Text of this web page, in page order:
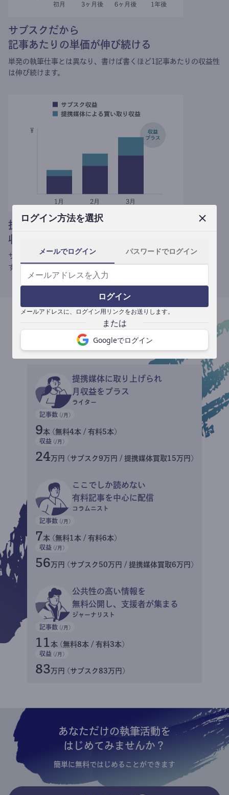
ログイン方法を選択
メールでログイン パスワードでログイン
ログイン
メールアドレスに、ログイン用リンクをお送りします。
Googleでログイン
サブスクだから
記事あたりの単価が伸び続ける
単発の執筆仕事とは異なり、 書けば書くほど1記事あたりの収益性
は伸び続けます。
提携媒体による記事買い取りで
収益がプラスされる
サブスク収益にメディアへの記事提供の売り上げをプラスできま
す。
収益イメージ
提携媒体に取り上げられ
月収益をプラス
ライター
記事数 (/月)
9本 (無料4本 / 有料5本)
収益 (/月)
24万円 (サブスク9万円 / 提携媒体買取15万円)
ここでしか読めない
有料記事を中心に配信
コラムニスト
記事数 (/月)
7本 (無料1本 / 有料6本)
収益 (/月)
56万円 (サブスク50万円 / 提携媒体買取6万円)
公共性の高い情報を
無料公開し、支援者が集まる
ジャーナリスト
記事数 (/月)
11 本 (無料8本 / 有料3本)
収益 (/月)
83万円 (サブスク83万円)
あなただけの執筆活動を
はじめてみませんか？
簡単に無料ではじめることができます